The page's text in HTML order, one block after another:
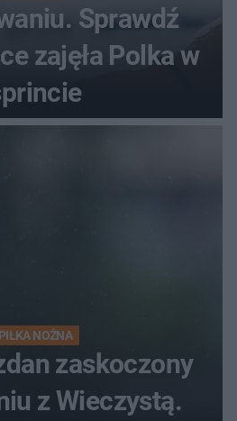
Sprawdź
zajęła Polka w
PIŁKA NOŻNA
zaskoczony
z Wieczystą.